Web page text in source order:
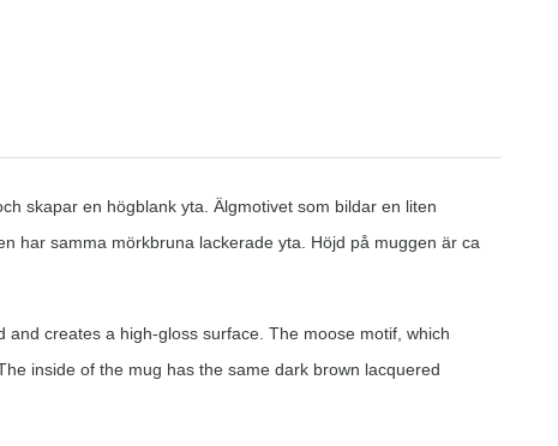
skapar en högblank yta. Älgmotivet som bildar en liten
har samma mörkbruna lackerade yta. Höjd på muggen är ca
creates a high-gloss surface. The moose motif, which
inside of the mug has the same dark brown lacquered